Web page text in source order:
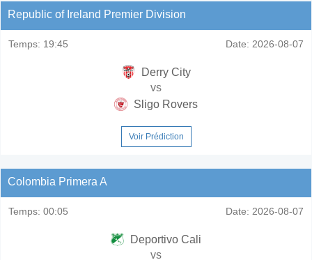
Republic of Ireland Premier Division
Temps: 19:45 Date: 2026-08-07
Derry City
vs
Sligo Rovers
Voir Prédiction
Colombia Primera A
Temps: 00:05 Date: 2026-08-07
Deportivo Cali
vs